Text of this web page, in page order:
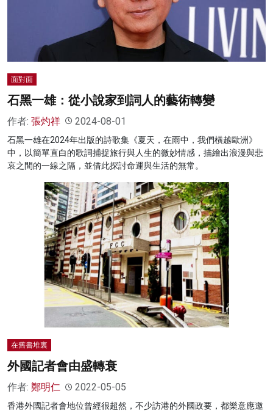
灼見活動
面對面
石黑一雄：從小說家到詞人的藝術轉變
作者: 張灼祥 2024-08-01
石黑一雄在2024年出版的詩歌集《夏天，在雨中，我們橫越歐洲》
中，以簡單直白的歌詞捕捉旅行與人生的微妙情感，描繪出浪漫與悲
哀之間的一線之隔，並借此探討命運與生活的無常。
在舊書堆裏
外國記者會由盛轉衰
作者: 鄭明仁 2022-05-05
香港外國記者會地位曾經很超然，不少訪港的外國政要，都樂意應邀